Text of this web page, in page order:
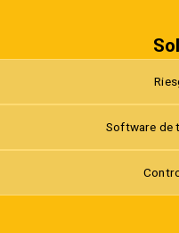
Software de